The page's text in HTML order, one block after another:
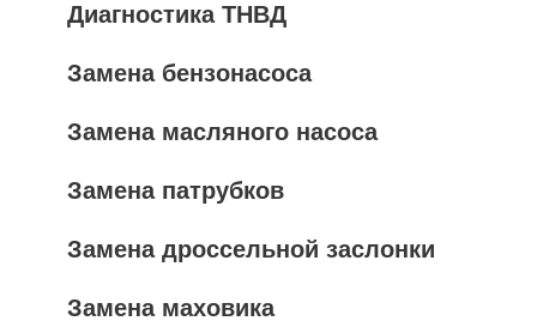
Диагностика ТНВД
Замена бензонасоса
Замена масляного насоса
Замена патрубков
Замена дроссельной заслонки
Замена маховика